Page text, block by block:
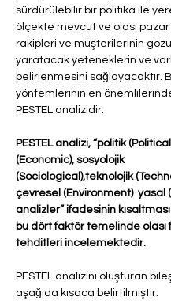
sürdürülebilir bir politika ile
ölçekte mevcut ve olası pazar
rakipleri ve müşterilerinin
yaratacak yeteneklerin ve
belirlenmesini sağlayacaktır.
yöntemlerinin en
PESTEL analizidir.
PESTEL analizi, “politik
(Economic), sosyolojik
(Sociological),teknolojik
çevresel (Environment)  yasal
analizler” ifadesinin
bu dört faktör temelinde olası
tehditleri incelemektedir.
PESTEL analizini oluşturan
aşağıda kısaca belirtilmiştir.